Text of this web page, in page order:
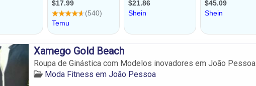
Xamego Gold Beach
Roupa de Ginástica com Modelos inovadores em João Pessoa
Moda Fitness em João Pessoa